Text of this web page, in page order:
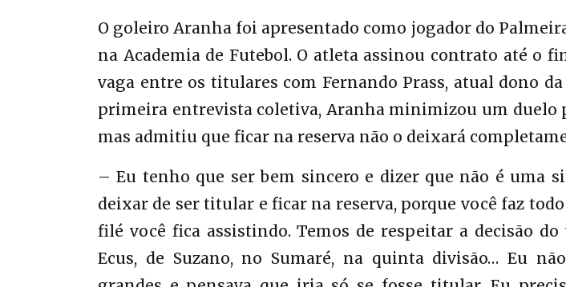
O goleiro Aranha foi apresentado como jogador do
na Academia de Futebol. O atleta assinou contrato até o
vaga entre os titulares com Fernando Prass, atual dono
primeira entrevista coletiva, Aranha minimizou um duelo
mas admitiu que ficar na reserva não o deixará
– Eu tenho que ser bem sincero e dizer que não é uma
deixar de ser titular e ficar na reserva, porque você faz
filé você fica assistindo. Temos de respeitar a decisão
Ecus, de Suzano, no Sumaré, na quinta divisão… Eu